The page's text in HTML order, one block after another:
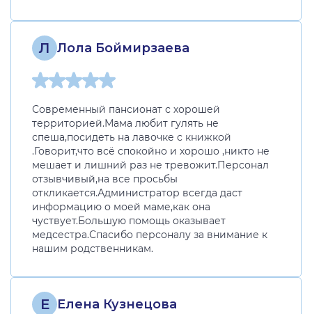
Л Лола Боймирзаева
Современный пансионат с хорошей
территорией.Мама любит гулять не
спеша,посидеть на лавочке с книжкой
.Говорит,что всё спокойно и хорошо ,никто не
мешает и лишний раз не тревожит.Персонал
отзывчивый,на все просьбы
откликается.Администратор всегда даст
информацию о моей маме,как она
чуствует.Большую помощь оказывает
медсестра.Спасибо персоналу за внимание к
нашим родственникам.
Е Елена Кузнецова